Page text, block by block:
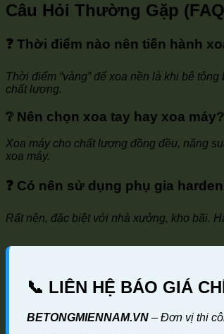
Câu Hỏi Thường Gặp
❓ Thời điểm nào nên tiến hành
Thời điểm “vàng” để xoa nền là khi bê
chất lượng.
❔ Nên chọn xoa tay hay xoa máy?
Xoa máy cho chất lượng đồng đều, năng
xoa máy.
❓ Có nên sử dụng phụ gia
Rất nên, đặc biệt với nhà xưởng, kho bãi.
📞 LIÊN HỆ BÁO GIÁ
BETONGMIENNAM.VN – Đơn vị thi